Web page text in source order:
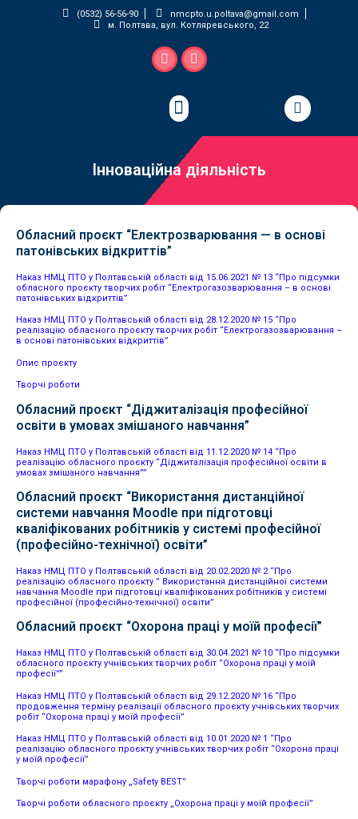
(0532) 56-56-90
nmcpto.u.poltava@gmail.com
м. Полтава, вул. Котляревського, 22
Інноваційна діяльність
Обласний проєкт “Електрозварювання — в основі
патонівських відкриттів”
Наказ НМЦ ПТО у Полтавській області від 15.06.2021 № 13 “Про підсумки
обласного проєкту творчих робіт “Електрогазозварювання – в основі
патонівських відкриттів”
Наказ НМЦ ПТО у Полтавській області від 28.12.2020 № 15 “Про
реалізацію обласного проєкту творчих робіт “Електрогазозварювання –
в основі патонівських відкриттів”
Опис проєкту
Творчі роботи
Обласний проєкт “Діджиталізація професійної
освіти в умовах змішаного навчання”
Наказ НМЦ ПТО у Полтавській області від 11.12.2020 № 14 “Про
реалізацію обласного проєкту “Діджиталізація професійної освіти в
умовах змішаного навчання””
Обласний проєкт “Використання дистанційної
системи навчання Moodle при підготовці
кваліфікованих робітників у системі професійної
(професійно-технічної) освіти”
Наказ НМЦ ПТО у Полтавській області від 20.02.2020 № 2 “Про
реалізацію обласного проєкту ” Використання дистанційної системи
навчання Moodle при підготовці кваліфікованих робітників у системі
професійної (професійно-технічної) освіти”
Обласний проєкт “Охорона праці у моїй професії”
Наказ НМЦ ПТО у Полтавській області від 30.04.2021 № 10 “Про підсумки
обласного проєкту учнівських творчих робіт “Охорона праці у моїй
професії””
Наказ НМЦ ПТО у Полтавській області від 29.12.2020 № 16 “Про
продовження терміну реалізації обласного проєкту учнівських творчих
робіт “Охорона праці у моїй професії”
Наказ НМЦ ПТО у Полтавській області від 10.01.2020 № 1 “Про
реалізацію обласного проєкту учнівських творчих робіт “Охорона праці
у моїй професії”
Творчі роботи марафону „Safety BEST”
Творчі роботи обласного проєкту „Охорона праці у моїй професії”